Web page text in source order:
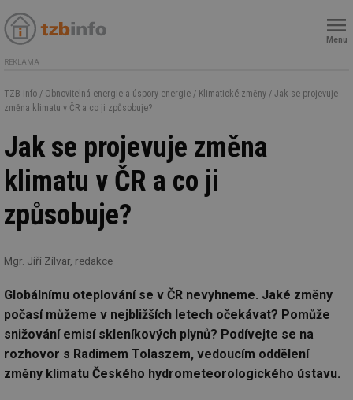
Menu
REKLAMA
TZB-info / Obnovitelná energie a úspory energie / Klimatické změny / Jak se projevuje
změna klimatu v ČR a co ji způsobuje?
Jak se projevuje změna
klimatu v ČR a co ji
způsobuje?
Mgr. Jiří Zilvar, redakce
Globálnímu oteplování se v ČR nevyhneme. Jaké změny
počasí můžeme v nejbližších letech očekávat? Pomůže
snižování emisí skleníkových plynů? Podívejte se na
rozhovor s Radimem Tolaszem, vedoucím oddělení
změny klimatu Českého hydrometeorologického ústavu.